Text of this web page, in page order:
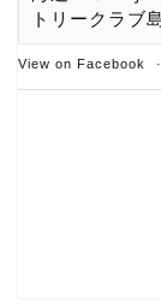
トリークラブ
View on Facebook ·